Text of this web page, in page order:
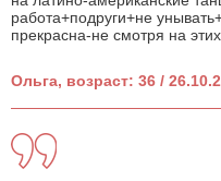
работа+подруги+не
прекрасна-не смотря на
Ольга, возраст: 36 /